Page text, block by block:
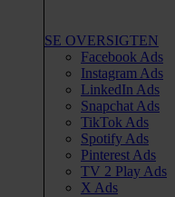
SE OVERSIGTEN
Facebook Ads
Instagram Ads
LinkedIn Ads
Snapchat Ads
TikTok Ads
Spotify Ads
Pinterest Ads
TV 2 Play Ads
X Ads